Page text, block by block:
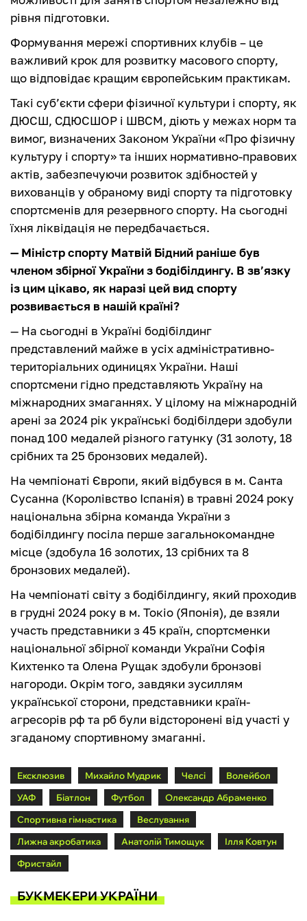
рівня підготовки.
Формування мережі спортивних клубів – це
важливий крок для розвитку масового спорту,
що відповідає кращим європейським практикам.
Такі суб’єкти сфери фізичної культури і спорту, як
ДЮСШ, СДЮСШОР і ШВСМ, діють у межах норм та
вимог, визначених Законом України «Про фізичну
культуру і спорту» та інших нормативно-правових
актів, забезпечуючи розвиток здібностей у
вихованців у обраному виді спорту та підготовку
спортсменів для резервного спорту. На сьогодні
їхня ліквідація не передбачається.
— Міністр спорту Матвій Бідний раніше був
членом збірної України з бодібілдингу. В зв’язку
із цим цікаво, як наразі цей вид спорту
розвивається в нашій країні?
— На сьогодні в Україні бодібілдинг
представлений майже в усіх адміністративно-
територіальних одиницях України. Наші
спортсмени гідно представляють Україну на
міжнародних змаганнях. У цілому на міжнародній
арені за 2024 рік українські бодібілдери здобули
понад 100 медалей різного гатунку (31 золоту, 18
срібних та 25 бронзових медалей).
На чемпіонаті Європи, який відбувся в м. Санта
Сусанна (Королівство Іспанія) в травні 2024 року
національна збірна команда України з
бодібілдингу посіла перше загальнокомандне
місце (здобула 16 золотих, 13 срібних та 8
бронзових медалей).
На чемпіонаті світу з бодібілдингу, який проходив
в грудні 2024 року в м. Токіо (Японія), де взяли
участь представники з 45 країн, спортсменки
національної збірної команди України Софія
Кихтенко та Олена Рущак здобули бронзові
нагороди. Окрім того, завдяки зусиллям
української сторони, представники країн-
агресорів рф та рб були відсторонені від участі у
згаданому спортивному змаганні.
Ексклюзив Михайло Мудрик Челсі
Волейбол
УАФ
Біатлон Футбол
Олександр Абраменко
Спортивна гімнастика
Веслування
Лижна акробатика
Анатолій Тимощук
Ілля Ковтун
Фристайл
БУКМЕКЕРИ УКРАЇНИ